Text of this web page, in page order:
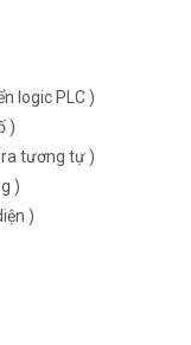
logic PLC )
)
tương tự )
)
)